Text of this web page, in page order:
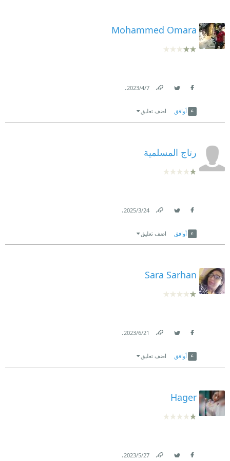
Mohammed Omara
7‏/4‏/2023
.
أوافق اضف تعليق
رتاج المسلمية
24‏/3‏/2025
.
أوافق اضف تعليق
Sara Sarhan
21‏/6‏/2023
.
أوافق اضف تعليق
Hager
27‏/5‏/2023
.